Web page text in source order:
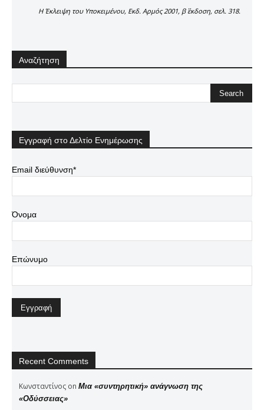
Η Έκλειψη του Υποκειμένου, Εκδ. Αρμός 2001, β΄ έκδοση, σελ. 318.
Αναζήτηση
Εγγραφή στο Δελτίο Ενημέρωσης
Email διεύθυνση*
Όνομα
Επώνυμο
Recent Comments
Κωνσταντίνος on Μια «συντηρητική» ανάγνωση της
«Οδύσσειας»